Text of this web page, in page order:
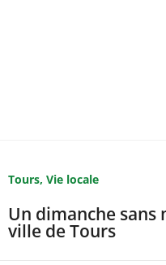
Tours, Vie locale
Un dimanche sans
ville de Tours